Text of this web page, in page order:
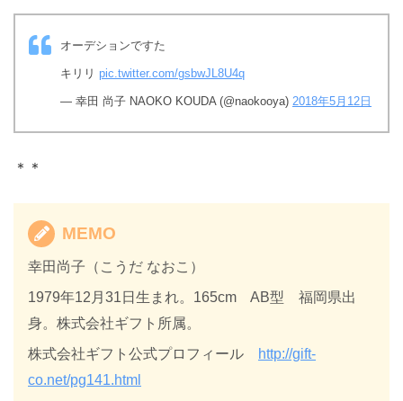
オーデションですた
キリリ pic.twitter.com/gsbwJL8U4q
— 幸田 尚子 NAOKO KOUDA (@naokooya) 2018年5月12日
＊＊
MEMO
幸田尚子（こうだ なおこ）
1979年12月31日生まれ。165cm AB型 福岡県出
身。株式会社ギフト所属。
株式会社ギフト公式プロフィール
http://gift-
co.net/pg141.html